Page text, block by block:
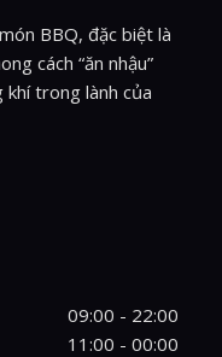
BBQ, đặc biệt là
cách “ăn nhậu”
trong lành của
09:00 - 22:00
11:00 - 00:00